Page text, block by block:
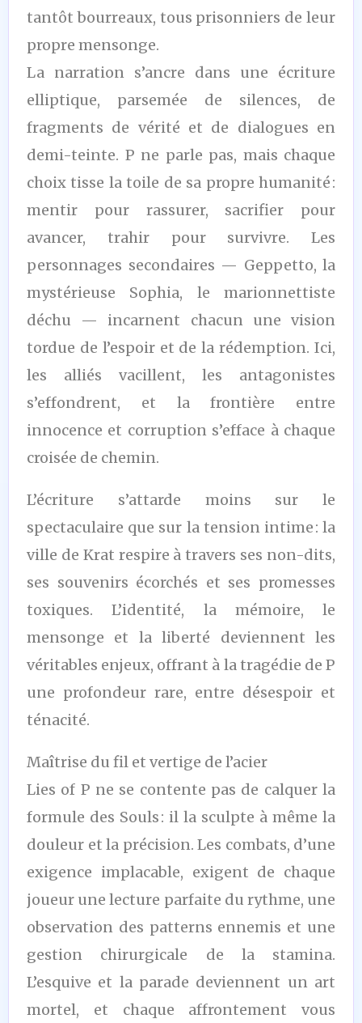
tantôt bourreaux, tous prisonniers de leur
propre mensonge.
La narration s’ancre dans une écriture
elliptique, parsemée de silences, de
fragments de vérité et de dialogues en
demi-teinte. P ne parle pas, mais chaque
choix tisse la toile de sa propre humanité :
mentir pour rassurer, sacrifier pour
avancer, trahir pour survivre. Les
personnages secondaires — Geppetto, la
mystérieuse Sophia, le marionnettiste
déchu — incarnent chacun une vision
tordue de l’espoir et de la rédemption. Ici,
les alliés vacillent, les antagonistes
s’effondrent, et la frontière entre
innocence et corruption s’efface à chaque
croisée de chemin.
L’écriture s’attarde moins sur le
spectaculaire que sur la tension intime : la
ville de Krat respire à travers ses non-dits,
ses souvenirs écorchés et ses promesses
toxiques. L’identité, la mémoire, le
mensonge et la liberté deviennent les
véritables enjeux, offrant à la tragédie de P
une profondeur rare, entre désespoir et
ténacité.
Maîtrise du fil et vertige de l’acier
Lies of P ne se contente pas de calquer la
formule des Souls : il la sculpte à même la
douleur et la précision. Les combats, d’une
exigence implacable, exigent de chaque
joueur une lecture parfaite du rythme, une
observation des patterns ennemis et une
gestion chirurgicale de la stamina.
L’esquive et la parade deviennent un art
mortel, et chaque affrontement vous